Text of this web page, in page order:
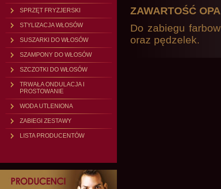
SPRZĘT FRYZJERSKI
STYLIZACJA WŁOSÓW
SUSZARKI DO WŁOSÓW
SZAMPONY DO WŁOSÓW
SZCZOTKI DO WŁOSÓW
TRWAŁA ONDULACJA I
PROSTOWANIE
WODA UTLENIONA
ZABIEGI ZESTAWY
LISTA PRODUCENTÓW
ZAWARTOŚĆ
Do zabiegu
oraz pędzelek.